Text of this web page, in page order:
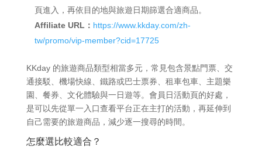
頁進入，再依目的地與旅遊日期篩選合適商品。
Affiliate URL： https://www.kkday.com/zh-
tw/promo/vip-member?cid=17725
KKday 的旅遊商品類型相當多元，常見包含景點門票、交
通接駁、機場快線、鐵路或巴士票券、租車包車、主題樂
園、餐券、文化體驗與一日遊等。會員日活動頁的好處，
是可以先從單一入口查看平台正在主打的活動，再延伸到
自己需要的旅遊商品，減少逐一搜尋的時間。
怎麼選比較適合？